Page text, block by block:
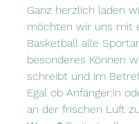
Ganz herzlich laden
möchten wir uns mit
Basketball alle
besonderes Können
schreibt und im
Egal ob Anfänger:in
an der frischen Luft